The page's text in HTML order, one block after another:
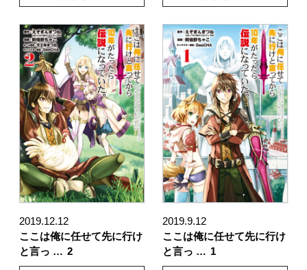
2019.12.12
ここは俺に任せて先に行け
と言っ … 2
2019.9.12
ここは俺に任せて先に行け
と言っ … 1